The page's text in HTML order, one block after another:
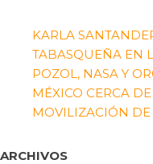
KARLA
TABASQUEÑA EN
POZOL, NASA Y
MÉXICO CERCA
MOVILIZACIÓN
ARCHIVOS